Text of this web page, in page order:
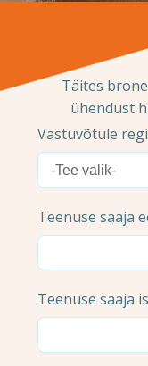
Täites
ühendust
Vastuvõtule
Teenuse saaja
Teenuse saaja